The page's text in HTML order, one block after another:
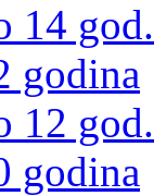
14 god.
godina
12 god.
godina